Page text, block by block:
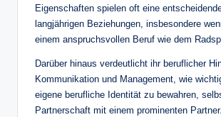
Eigenschaften spielen oft eine
langjährigen Beziehungen, insbesondere
einem anspruchsvollen Beruf wie dem
Darüber hinaus verdeutlicht ihr beruflicher
Kommunikation und Management, wie
eigene berufliche Identität zu bewahren,
Partnerschaft mit einem prominenten